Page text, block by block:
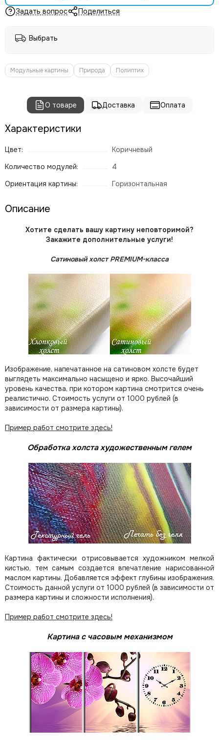
Задать вопрос Поделиться
Выбрать
Модульные картины Природа Полиптих
О товаре Доставка Оплата
Характеристики
Цвет:
Коричневый
Количество модулей:
4
Ориентация картины:
Горизонтальная
Описание
Хотите сделать вашу картину неповторимой?
Закажите дополнительные услуги!
Сатиновый холст PREMIUM-класса
Изображение, напечатанное на сатиновом холсте будет
выглядеть максимально насыщено и ярко. Высочайший
уровень качества, при котором картина смотрится очень
реалистично. Стоимость услуги от 1000 рублей (в
зависимости от размера картины).
Пример работ смотрите здесь!
Обработка холста художественным гелем
Картина фактически отрисовывается художником мелкой
кистью, тем самым создается впечатление нарисованной
маслом картины. Добавляется эффект глубины изображения.
Стоимость данной услуги от 1000 рублей (в зависимости от
размера картины и сложности исполнения).
Пример работ смотрите здесь!
Картина с часовым механизмом